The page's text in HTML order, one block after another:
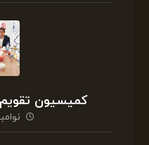
کمیسیون
نوامبر ۳۰,